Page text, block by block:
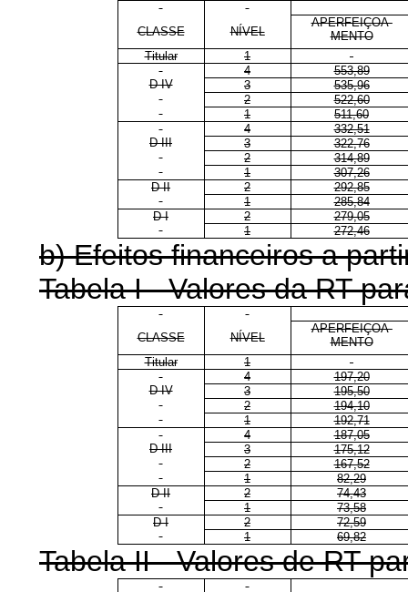
CLASSE NÍVEL
APERFEIÇOA-
MENTO
Titular
1
4
553,89
D IV
3
535,96
2
522,60
1
511,60
4
332,51
D III
3
322,76
2
314,89
1
307,26
D II
2
292,85
1
285,84
D I
2
279,05
1
272,46
b) Efeitos financeiros a
Tabela I - Valores da RT
CLASSE NÍVEL
APERFEIÇOA-
MENTO
Titular
1
4
197,20
D IV
3
195,50
2
194,10
1
192,71
4
187,05
D III
3
175,12
2
167,52
1
82,29
D II
2
74,43
1
73,58
D I
2
72,59
1
69,82
Tabela II - Valores de RT